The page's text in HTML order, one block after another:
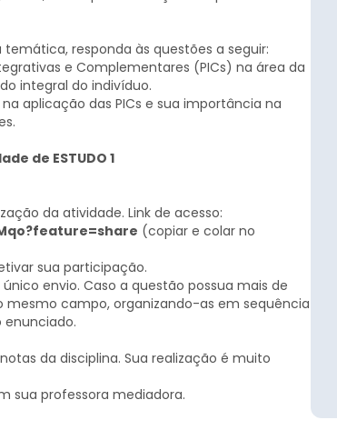
responda às questões a seguir:
e Complementares (PICs) na área da
integral do indivíduo.
aplicação das PICs e sua importância na
de ESTUDO 1
da atividade. Link de acesso:
(copiar e colar no
sua participação.
envio. Caso a questão possua mais de
campo, organizando-as em sequência
da disciplina. Sua realização é muito
sua professora mediadora.